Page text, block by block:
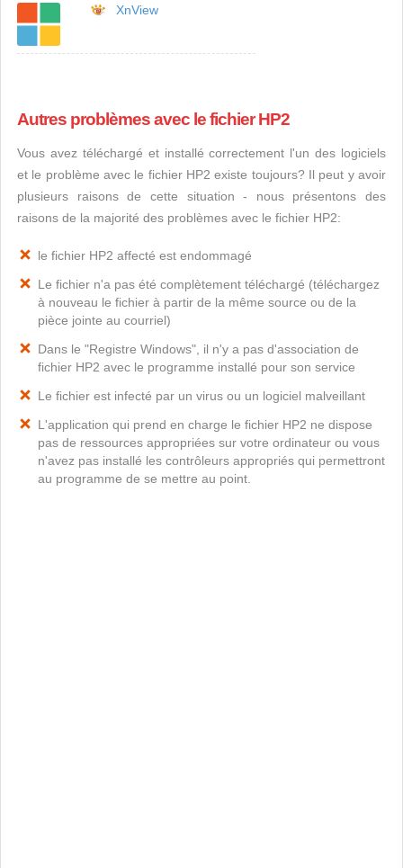
XnView
Autres problèmes avec le fichier HP2
Vous avez téléchargé et installé correctement l'un des logiciels
et le problème avec le fichier HP2 existe toujours? Il peut y avoir
plusieurs raisons de cette situation - nous présentons des
raisons de la majorité des problèmes avec le fichier HP2:
le fichier HP2 affecté est endommagé
Le fichier n'a pas été complètement téléchargé (téléchargez
à nouveau le fichier à partir de la même source ou de la
pièce jointe au courriel)
Dans le "Registre Windows", il n'y a pas d'association de
fichier HP2 avec le programme installé pour son service
Le fichier est infecté par un virus ou un logiciel malveillant
L'application qui prend en charge le fichier HP2 ne dispose
pas de ressources appropriées sur votre ordinateur ou vous
n'avez pas installé les contrôleurs appropriés qui permettront
au programme de se mettre au point.